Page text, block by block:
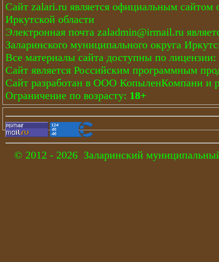
Сайт zalari.ru является официальным сайтом
Иркутской области
Электронная почта zaladmin@irmail.ru
Заларинского муниципального округа
Все материалы сайта доступны по лицензии:
Сайт является Российским программным
Сайт разработан в ООО КопыленКомпани и
Ограничение по возрасту: 18+
© 2012 - 2026 Заларинский